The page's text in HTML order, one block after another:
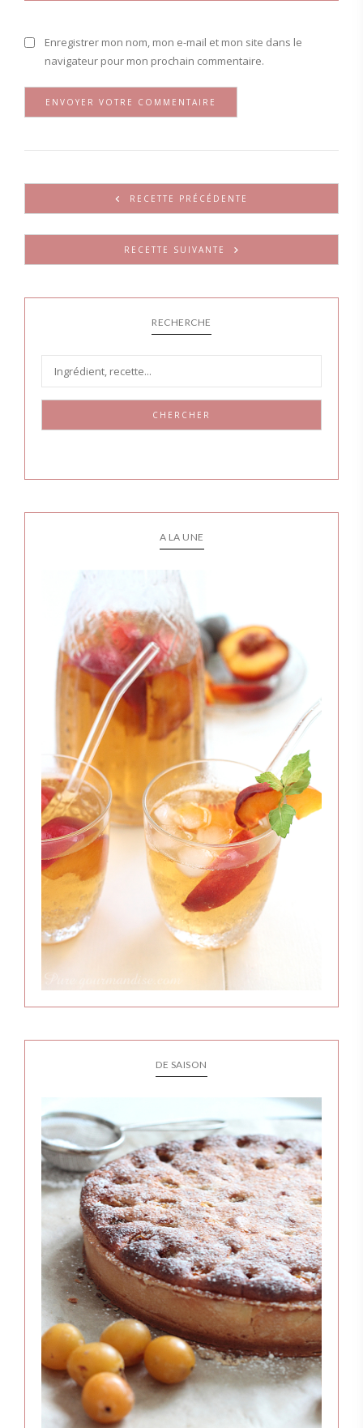
Enregistrer mon nom, mon e-mail et mon site dans le
navigateur pour mon prochain commentaire.
RECETTE PRÉCÉDENTE
RECETTE SUIVANTE
RECHERCHE
CHERCHER
A LA UNE
DE SAISON